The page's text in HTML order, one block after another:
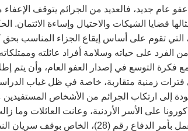
عام جديد، فالعديد من الجرائم يتوقف
قضايا الشيكات والاحتيال وإساءة الائتمان.
التي تقوم على أساس إيقاع الجزاء المناسب
الفرد على حياته وسلامة أفراد عائلته
مع فكرة التوسع في إصدار العفو العام، وأن
زمنية متقاربة، خاصة في ظل غياب
إلى ارتكاب الجرائم من الأشخاص
كورونا على الأسر الأردنية، وعانت العائلات وما
الوزراء على تكرار تمديد العمل بأمر